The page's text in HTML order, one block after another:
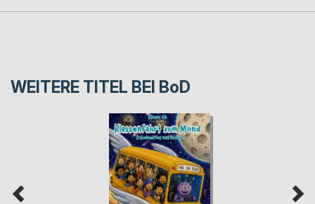
WEITERE TITEL BEI BoD